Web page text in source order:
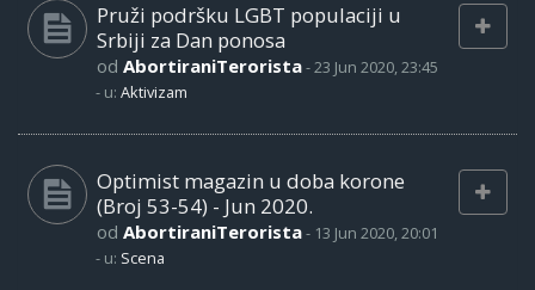
Pruži podršku LGBT populaciji u
Srbiji za Dan ponosa
od AbortiraniTerorista-23 Jun 2020, 23:45
- u: Aktivizam
Optimist magazin u doba korone
(Broj 53-54) - Jun 2020.
od AbortiraniTerorista- 13 Jun 2020, 20:01
- u: Scena